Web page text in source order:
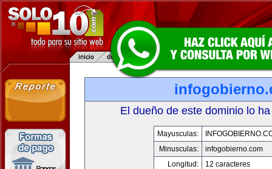
El dueño de este dominio lo
Mayusculas:
Minusculas:
infogobierno.com
Longitud:
12 caracteres